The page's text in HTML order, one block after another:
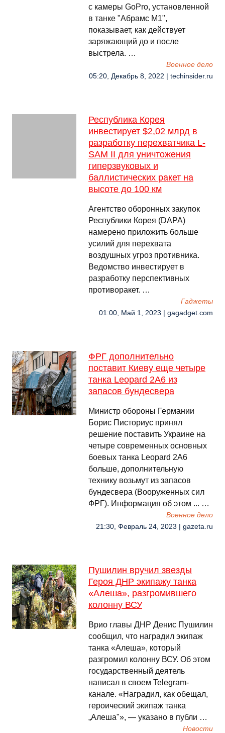
с камеры GoPro, установленной
в танке "Абрамс М1",
показывает, как действует
заряжающий до и после
выстрела. …
Военное дело
05:20, Декабрь 8, 2022 | techinsider.ru
Республика Корея
инвестирует $2,02 млрд в
разработку перехватчика L-
SAM II для уничтожения
гиперзвуковых и
баллистических ракет на
высоте до 100 км
Агентство оборонных закупок
Республики Корея (DAPA)
намерено приложить больше
усилий для перехвата
воздушных угроз противника.
Ведомство инвестирует в
разработку перспективных
противоракет. …
Гаджеты
01:00, Май 1, 2023 | gagadget.com
ФРГ дополнительно
поставит Киеву еще четыре
танка Leopard 2A6 из
запасов бундесвера
Министр обороны Германии
Борис Писториус принял
решение поставить Украине на
четыре современных основных
боевых танка Leopard 2A6
больше, дополнительную
технику возьмут из запасов
бундесвера (Вооруженных сил
ФРГ). Информация об этом ... …
Военное дело
21:30, Февраль 24, 2023 | gazeta.ru
Пушилин вручил звезды
Героя ДНР экипажу танка
«Алеша», разгромившего
колонну ВСУ
Врио главы ДНР Денис Пушилин
сообщил, что наградил экипаж
танка «Алеша», который
разгромил колонну ВСУ. Об этом
государственный деятель
написал в своем Telegram-
канале. «Наградил, как обещал,
героический экипаж танка
„Алеша"», — указано в публи …
Новости